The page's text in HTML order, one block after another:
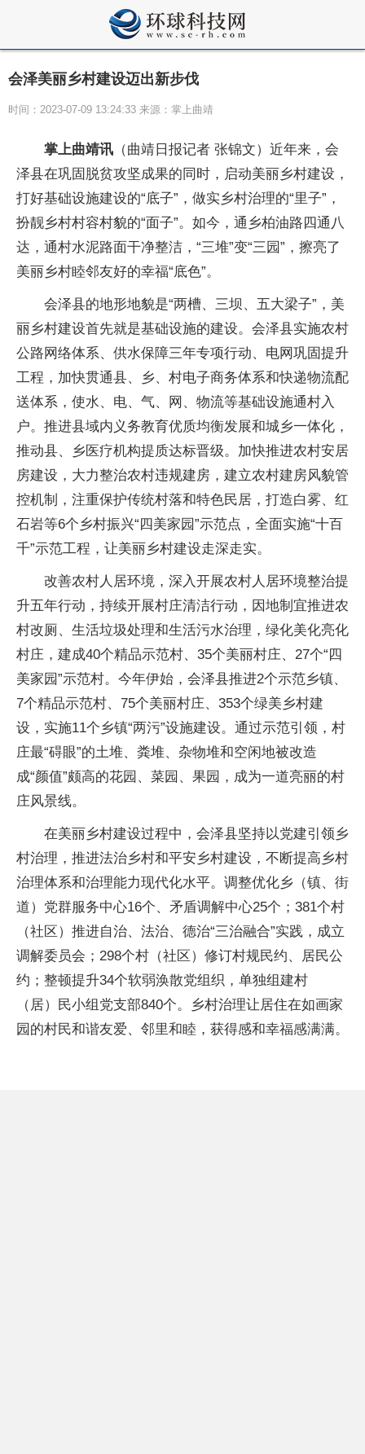
会泽美丽乡村建设迈出新步伐
时间：2023-07-09 13:24:33 来源：掌上曲靖
掌上曲靖讯 （曲靖日报记者 张锦文）近年来，会
泽县在巩固脱贫攻坚成果的同时，启动美丽乡村建设，
打好基础设施建设的“底子”，做实乡村治理的“里子”，
扮靓乡村村容村貌的“面子”。如今，通乡柏油路四通八
达，通村水泥路面干净整洁，“三堆”变“三园”，擦亮了
美丽乡村睦邻友好的幸福“底色”。
会泽县的地形地貌是“两槽、三坝、五大梁子”，美
丽乡村建设首先就是基础设施的建设。会泽县实施农村
公路网络体系、供水保障三年专项行动、电网巩固提升
工程，加快贯通县、乡、村电子商务体系和快递物流配
送体系，使水、电、气、网、物流等基础设施通村入
户。推进县域内义务教育优质均衡发展和城乡一体化，
推动县、乡医疗机构提质达标晋级。加快推进农村安居
房建设，大力整治农村违规建房，建立农村建房风貌管
控机制，注重保护传统村落和特色民居，打造白雾、红
石岩等6个乡村振兴“四美家园”示范点，全面实施“十百
千”示范工程，让美丽乡村建设走深走实。
改善农村人居环境，深入开展农村人居环境整治提
升五年行动，持续开展村庄清洁行动，因地制宜推进农
村改厕、生活垃圾处理和生活污水治理，绿化美化亮化
村庄，建成40个精品示范村、35个美丽村庄、27个“四
美家园”示范村。今年伊始，会泽县推进2个示范乡镇、
7个精品示范村、75个美丽村庄、353个绿美乡村建
设，实施11个乡镇“两污”设施建设。通过示范引领，村
庄最“碍眼”的土堆、粪堆、杂物堆和空闲地被改造
成“颜值”颇高的花园、菜园、果园，成为一道亮丽的村
庄风景线。
在美丽乡村建设过程中，会泽县坚持以党建引领乡
村治理，推进法治乡村和平安乡村建设，不断提高乡村
治理体系和治理能力现代化水平。调整优化乡（镇、街
道）党群服务中心16个、矛盾调解中心25个；381个村
（社区）推进自治、法治、德治“三治融合”实践，成立
调解委员会；298个村（社区）修订村规民约、居民公
约；整顿提升34个软弱涣散党组织，单独组建村
（居）民小组党支部840个。乡村治理让居住在如画家
园的村民和谐友爱、邻里和睦，获得感和幸福感满满。